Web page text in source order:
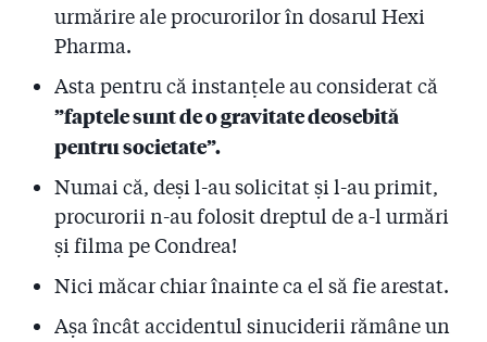
Sora și nepotul colonelului Aldoiu, șeful celor doi
pompieri de la Colectiv, au o firmă pe baza căreia se
DNA a clasat de două ori un dosar penal cu
”sponsorizările” pompierilor! Judecătorul:
catastrofei de la Colectiv”
#Colectiv: Raed Arafat știa de sponsorizări! Cum
arată documentele și ce spune șeful suprem al ISU
de la ”Colectiv”?
urmărire ale procurorilor în dosarul Hexi
Pharma.
Asta pentru că instanțele au considerat că
”faptele sunt de o gravitate deosebită
pentru societate”.
Numai că, deși l-au solicitat și l-au primit,
procurorii n-au folosit dreptul de a-l urmări
și filma pe Condrea!
Nici măcar chiar înainte ca el să fie arestat.
Așa încât accidentul sinuciderii rămâne un